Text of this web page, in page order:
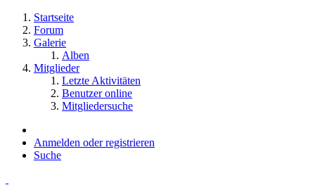
Startseite
Forum
Galerie
Alben
Mitglieder
Letzte Aktivitäten
Benutzer online
Mitgliedersuche
Anmelden oder registrieren
Suche